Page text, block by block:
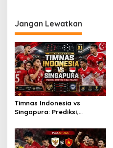
Jangan Lewatkan
Timnas Indonesia vs
Singapura: Prediksi,